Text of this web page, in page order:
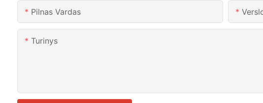
Pilnas Vardas
Turinys